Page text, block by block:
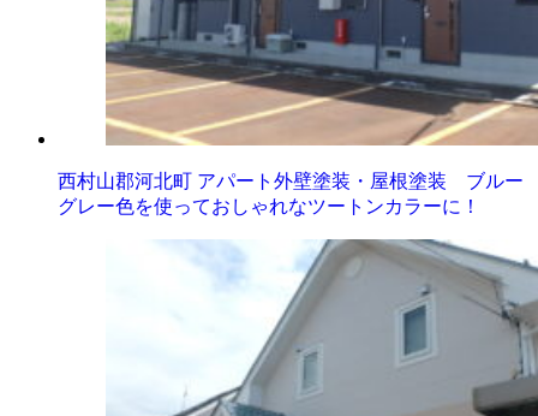
西村山郡河北町 アパート外壁塗装・屋根塗装 ブルー
グレー色を使っておしゃれなツートンカラーに！